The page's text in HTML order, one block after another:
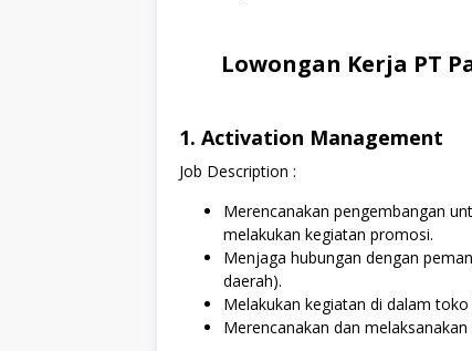
Lowongan Kerja PT
1. Activation Management
Job Description :
Merencanakan pengembangan
melakukan kegiatan promosi.
Menjaga hubungan dengan
daerah).
Melakukan kegiatan di dalam
Merencanakan dan